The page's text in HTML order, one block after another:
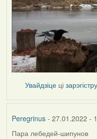
Увайдзіце ці
Peregrinus- 27.01.2022 -
Пара лебедей-шипунов